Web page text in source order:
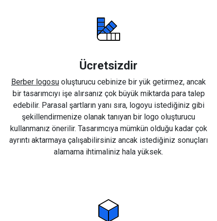
Ücretsizdir
Berber logosu oluşturucu cebinize bir yük getirmez, ancak
bir tasarımcıyı işe alırsanız çok büyük miktarda para talep
edebilir. Parasal şartların yanı sıra, logoyu istediğiniz gibi
şekillendirmenize olanak tanıyan bir logo oluşturucu
kullanmanız önerilir. Tasarımcıya mümkün olduğu kadar çok
ayrıntı aktarmaya çalışabilirsiniz ancak istediğiniz sonuçları
alamama ihtimaliniz hala yüksek.